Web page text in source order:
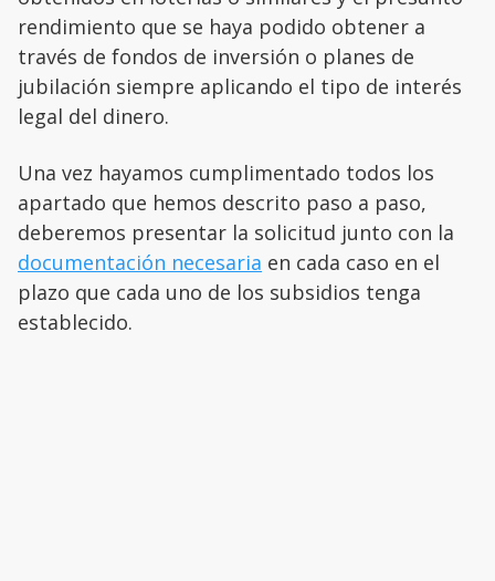
rendimiento que se haya podido obtener a
través de fondos de inversión o planes de
jubilación siempre aplicando el tipo de interés
legal del dinero.
Una vez hayamos cumplimentado todos los
apartado que hemos descrito paso a paso,
deberemos presentar la solicitud junto con la
documentación necesaria en cada caso en el
plazo que cada uno de los subsidios tenga
establecido.